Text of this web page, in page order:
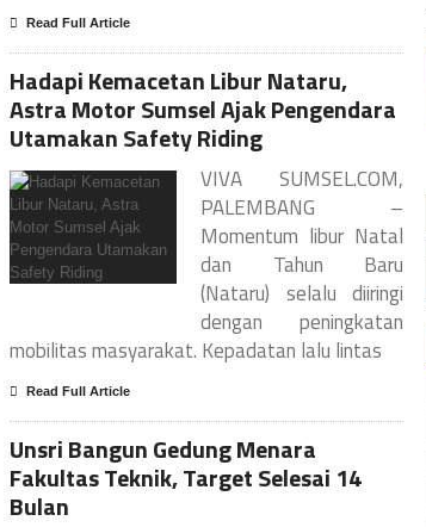
Read Full Article
Hadapi Kemacetan Libur Nataru,
Astra Motor Sumsel Ajak Pengendara
Utamakan Safety Riding
VIVA SUMSEL.COM,
PALEMBANG –
Momentum libur Natal
dan Tahun Baru
(Nataru) selalu diiringi
dengan peningkatan
mobilitas masyarakat. Kepadatan lalu lintas
Read Full Article
Unsri Bangun Gedung Menara
Fakultas Teknik, Target Selesai 14
Bulan